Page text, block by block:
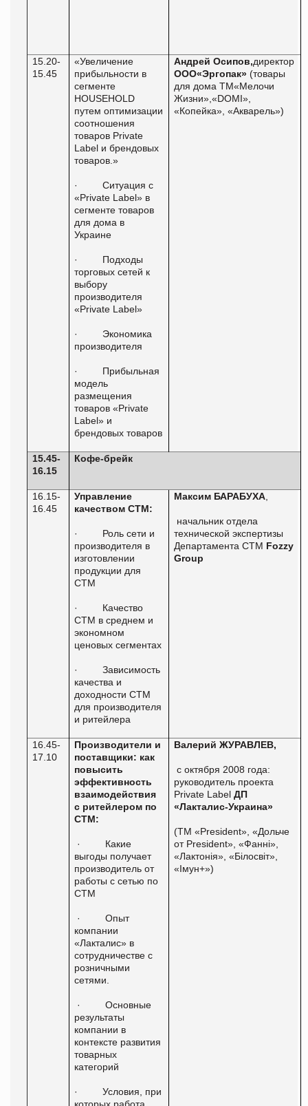
15.20-
15.45
«Увеличение
прибыльности в
сегменте
HOUSEHOLD
путем оптимизации
соотношения
товаров Private
Label и брендовых
товаров.»
·
Ситуация с
«Private Label» в
сегменте товаров
для дома в
Украине
·
Подходы
торговых сетей к
выбору
производителя
«Private Label»
·
Экономика
производителя
·
Прибыльная
модель
размещения
товаров «Private
Label» и
брендовых товаров
Андрей Осипов,директор
ООО«Эргопак» (товары
для дома ТМ«Мелочи
Жизни»,«DOMI»,
«Копейка», «Акварель»)
15.45-
16.15
Кофе-брейк
16.15-
16.45
Управление
качеством СТМ:
·
Роль сети и
производителя в
изготовлении
продукции для
СТМ
·
Качество
СТМ в среднем и
экономном
ценовых сегментах
·
Зависимость
качества и
доходности СТМ
для производителя
и ритейлера
Максим БАРАБУХА
начальник отдела
технической экспертизы
Департамента СТМ Fozzy
Group
16.45-
17.10
Производители и
поставщики: как
повысить
эффективность
взаимодействия
с ритейлером по
СТМ:
·
Какие
выгоды получает
производитель от
работы с сетью по
СТМ
·
Опыт
компании
«Лакталис» в
сотрудничестве с
розничными
сетями.
·
Основные
результаты
компании в
контексте развития
товарных
категорий
·
Условия, при
Валерий ЖУРАВЛЕВ,
с октября 2008 года:
руководитель проекта
Private Label ДП
«Лакталис-Украина»
(ТМ «President», «Дольче
от President»,«Фанні»,
«Лактонія», «Білосвіт»,
«Імун+»)